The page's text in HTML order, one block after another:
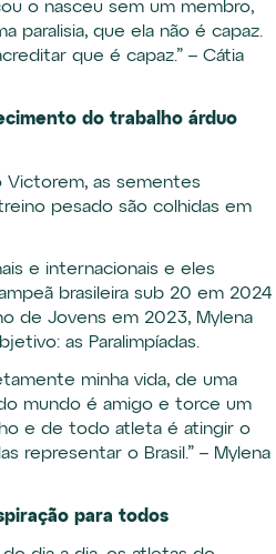
o nasceu sem um membro,
paralisia, que ela não é capaz.
que é capaz.” – Cátia
do trabalho árduo
Victorem, as sementes
pesado são colhidas em
e internacionais e eles
brasileira sub 20 em 2024
de Jovens em 2023, Mylena
as Paralimpíadas.
minha vida, de uma
mundo é amigo e torce um
e de todo atleta é atingir o
representar o Brasil.” – Mylena
para todos